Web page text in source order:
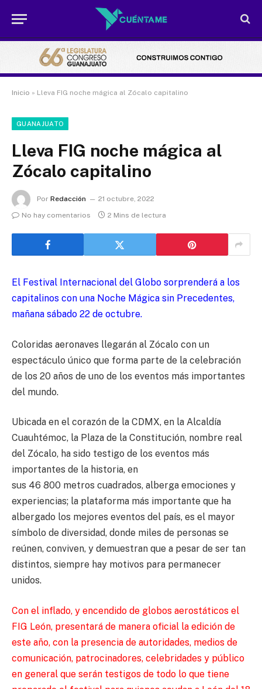
Inicio » Lleva FIG noche mágica al Zócalo capitalino
GUANAJUATO
Lleva FIG noche mágica al
Zócalo capitalino
Por Redacción
21 octubre, 2022
No hay comentarios
2 Mins de lectura
El Festival Internacional del Globo sorprenderá a los
capitalinos con una Noche Mágica sin Precedentes,
mañana sábado 22 de octubre.
Coloridas aeronaves llegarán al Zócalo con un
espectáculo único que forma parte de la celebración
de los 20 años de uno de los eventos más importantes
del mundo.
Ubicada en el corazón de la CDMX, en la Alcaldía
Cuauhtémoc, la Plaza de la Constitución, nombre real
del Zócalo, ha sido testigo de los eventos más
importantes de la historia, en
sus 46 800 metros cuadrados, alberga emociones y
experiencias; la plataforma más importante que ha
albergado los mejores eventos del país, es el mayor
símbolo de diversidad, donde miles de personas se
reúnen, conviven, y demuestran que a pesar de ser tan
distintos, siempre hay motivos para permanecer
unidos.
Con el inflado, y encendido de globos aerostáticos el
FIG León, presentará de manera oficial la edición de
este año, con la presencia de autoridades, medios de
comunicación, patrocinadores, celebridades y público
en general que serán testigos de todo lo que tiene